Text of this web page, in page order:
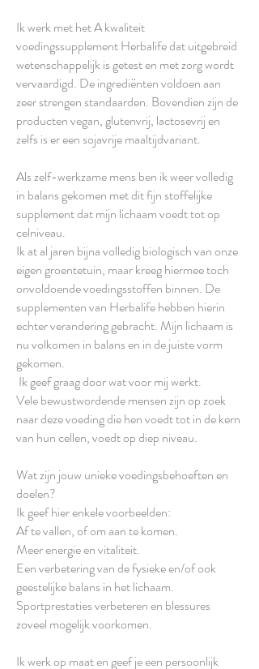
Ik werk met het A kwaliteit
voedingssupplement Herbalife dat uitgebreid
wetenschappelijk is getest en met zorg wordt
vervaardigd. De ingrediënten voldoen aan
zeer strengen standaarden. Bovendien zijn de
producten vegan, glutenvrij, lactosevrij en
zelfs is er een sojavrije maaltijdvariant.
Als zelf-werkzame mens ben ik weer volledig
in balans gekomen met dit fijn stoffelijke
supplement dat mijn lichaam voedt tot op
celniveau.
Ik at al jaren bijna volledig biologisch van onze
eigen groentetuin, maar kreeg hiermee toch
onvoldoende voedingsstoffen binnen. De
supplementen van Herbalife hebben hierin
echter verandering gebracht. Mijn lichaam is
nu volkomen in balans en in de juiste vorm
gekomen.
Ik geef graag door wat voor mij werkt.
Vele bewustwordende mensen zijn op zoek
naar deze voeding die hen voedt tot in de kern
van hun cellen, voedt op diep niveau.
Wat zijn jouw unieke voedingsbehoeften en
doelen?
Ik geef hier enkele voorbeelden:
Af te vallen, of om aan te komen.
Meer energie en vitaliteit.
Een verbetering van de fysieke en/of ook
geestelijke balans in het lichaam.
Sportprestaties verbeteren en blessures
zoveel mogelijk voorkomen.
Ik werk op maat en geef je een persoonlijk